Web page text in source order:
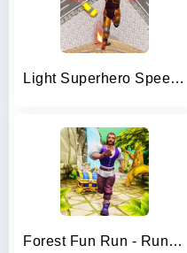
Light Superhero Speed Hero
Forest Fun Run - Running Game